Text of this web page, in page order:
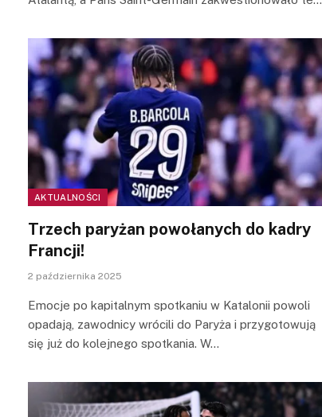
AKTUALNOŚCI
Trzech paryżan powołanych do kadry
Francji!
2 października 2025
Emocje po kapitalnym spotkaniu w Katalonii powoli
opadają, zawodnicy wrócili do Paryża i przygotowują
się już do kolejnego spotkania. W…